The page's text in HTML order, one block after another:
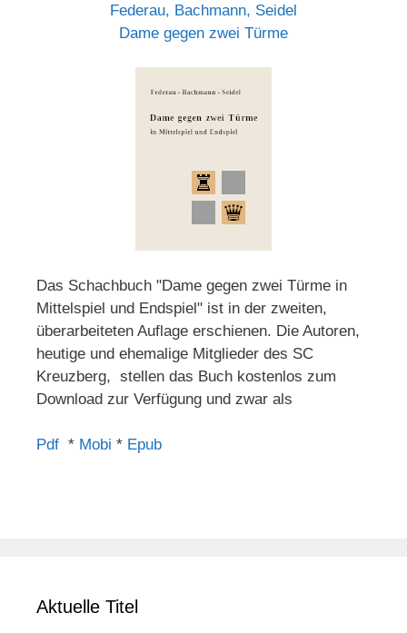
Federau, Bachmann, Seidel
Dame gegen zwei Türme
Das Schachbuch "Dame gegen zwei Türme in
Mittelspiel und Endspiel" ist in der zweiten,
überarbeiteten Auflage erschienen. Die Autoren,
heutige und ehemalige Mitglieder des SC
Kreuzberg, stellen das Buch kostenlos zum
Download zur Verfügung und zwar als
Pdf * Mobi * Epub
Aktuelle Titel